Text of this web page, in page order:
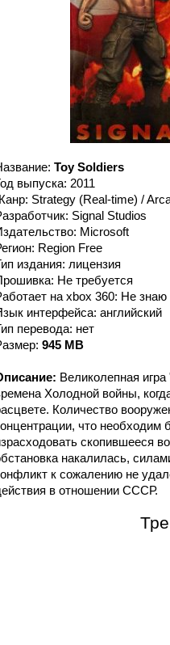
Toy Soldiers
выпуска: 2011
Strategy (Real-time) /
Signal Studios
Microsoft
Region Free
издания: лицензия
Не требуется
на xbox 360: Не знаю
интерфейса: английский
перевода: нет
945 MB
Великолепная
Холодной войны,
Количество
что
скопившееся
накалилась,
к сожалению не
в отношении СССР.